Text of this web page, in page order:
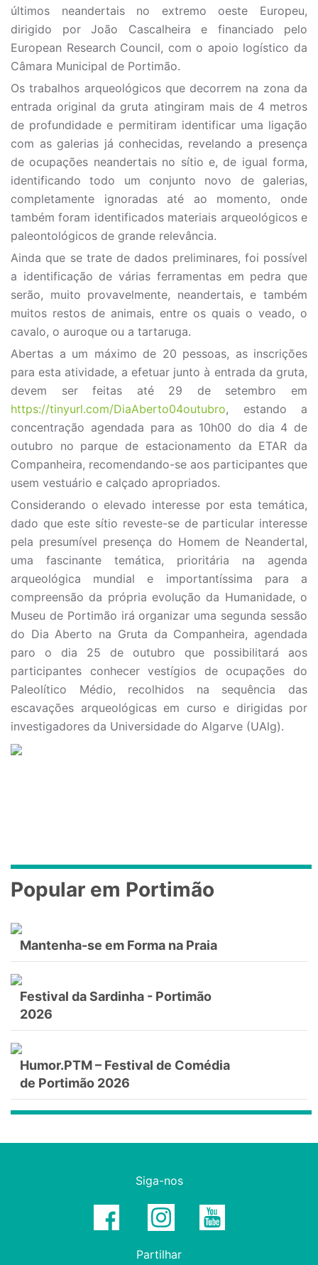
últimos neandertais no extremo oeste Europeu,
dirigido por João Cascalheira e financiado pelo
European Research Council, com o apoio logístico da
Câmara Municipal de Portimão.
Os trabalhos arqueológicos que decorrem na zona da
entrada original da gruta atingiram mais de 4 metros
de profundidade e permitiram identificar uma ligação
com as galerias já conhecidas, revelando a presença
de ocupações neandertais no sítio e, de igual forma,
identificando todo um conjunto novo de galerias,
completamente ignoradas até ao momento, onde
também foram identificados materiais arqueológicos e
paleontológicos de grande relevância.
Ainda que se trate de dados preliminares, foi possível
a identificação de várias ferramentas em pedra que
serão, muito provavelmente, neandertais, e também
muitos restos de animais, entre os quais o veado, o
cavalo, o auroque ou a tartaruga.
Abertas a um máximo de 20 pessoas, as inscrições
para esta atividade, a efetuar junto à entrada da gruta,
devem ser feitas até 29 de setembro em
https://tinyurl.com/DiaAberto04outubro, estando a
concentração agendada para as 10h00 do dia 4 de
outubro no parque de estacionamento da ETAR da
Companheira, recomendando-se aos participantes que
usem vestuário e calçado apropriados.
Considerando o elevado interesse por esta temática,
dado que este sítio reveste-se de particular interesse
pela presumível presença do Homem de Neandertal,
uma fascinante temática, prioritária na agenda
arqueológica mundial e importantíssima para a
compreensão da própria evolução da Humanidade, o
Museu de Portimão irá organizar uma segunda sessão
do Dia Aberto na Gruta da Companheira, agendada
paro o dia 25 de outubro que possibilitará aos
participantes conhecer vestígios de ocupações do
Paleolítico Médio, recolhidos na sequência das
escavações arqueológicas em curso e dirigidas por
investigadores da Universidade do Algarve (UAlg).
Popular em Portimão
Mantenha-se em Forma na Praia
Festival da Sardinha - Portimão
2026
Humor.PTM – Festival de Comédia
de Portimão 2026
Siga-nos
Partilhar